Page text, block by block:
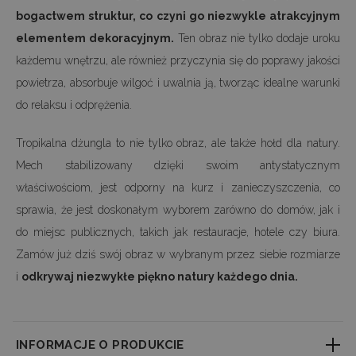
bogactwem struktur, co czyni go niezwykle atrakcyjnym
elementem dekoracyjnym. Ten obraz nie tylko dodaje uroku
każdemu wnętrzu, ale również przyczynia się do poprawy jakości
powietrza, absorbuje wilgoć i uwalnia ją, tworząc idealne warunki
do relaksu i odprężenia.
Tropikalna dżungla to nie tylko obraz, ale także hołd dla natury.
Mech stabilizowany dzięki swoim antystatycznym
właściwościom, jest odporny na kurz i zanieczyszczenia, co
sprawia, że jest doskonałym wyborem zarówno do domów, jak i
do miejsc publicznych, takich jak restauracje, hotele czy biura.
Zamów już dziś swój obraz w wybranym przez siebie rozmiarze
i odkrywaj niezwykłe piękno natury każdego dnia.
INFORMACJE O PRODUKCIE